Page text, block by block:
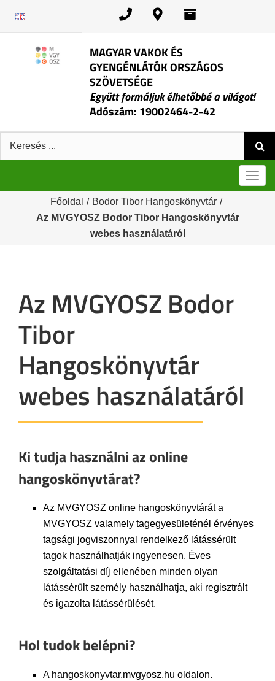
MAGYAR VAKOK ÉS
GYENGÉNLÁTÓK ORSZÁGOS
SZÖVETSÉGE
Együtt formáljuk élhetőbbé a világot!
Adószám: 19002464-2-42
Keresés:
Főoldal / Bodor Tibor Hangoskönyvtár /
Az MVGYOSZ Bodor Tibor Hangoskönyvtár
webes használatáról
Az MVGYOSZ Bodor
Tibor
Hangoskönyvtár
webes használatáról
Ki tudja használni az online
hangoskönyvtárat?
Az MVGYOSZ online hangoskönyvtárát a
MVGYOSZ valamely tagegyesületénél érvényes
tagsági jogviszonnyal rendelkező látássérült
tagok használhatják ingyenesen. Éves
szolgáltatási díj ellenében minden olyan
látássérült személy használhatja, aki regisztrált
és igazolta látássérülését.
Hol tudok belépni?
A hangoskonyvtar.mvgyosz.hu oldalon.